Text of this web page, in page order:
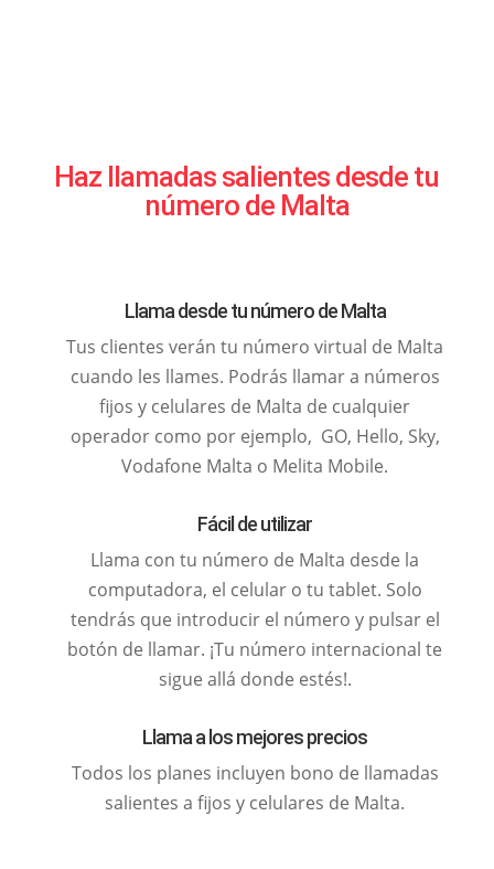
Haz llamadas salientes desde tu
número de Malta
Llama desde tu número de Malta
Tus clientes verán tu número virtual de Malta
cuando les llames. Podrás llamar a números
fijos y celulares de Malta de cualquier
operador como por ejemplo, GO, Hello, Sky,
Vodafone Malta o Melita Mobile.
Fácil de utilizar
Llama con tu número de Malta desde la
computadora, el celular o tu tablet. Solo
tendrás que introducir el número y pulsar el
botón de llamar. ¡Tu número internacional te
sigue allá donde estés!.
Llama a los mejores precios
Todos los planes incluyen bono de llamadas
salientes a fijos y celulares de Malta.